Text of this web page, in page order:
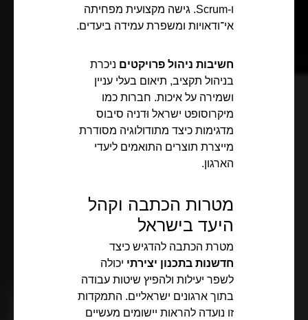
ו-Scrum. גישה מקצועית מפחיתה
אי־ודאויות ומשפרת עמידה ביעדים.
חשיבות ניהול פרויקטים ניכרת
בניהול תקציב, תיאום בעלי עניין
ושמירה על איכות. חברות כמו
מיקרוסופט ישראל וּדניה סיבוס
מדגימות כיצד מתודולוגיה מסודרת
מייצרת תוצרים התואמים ליעדי
הארגון.
מטרות הכתבה וקהל
היעד בישראל
מטרת הכתבה להדגיש כיצד
חדשנות בתכנון יצירתי יכולה
לשפר יעילות ולהפיץ שיטות עבודה
בתוך ארגונים ישראליים. התמקדות
זו נועדה להראות יישומים מעשיים